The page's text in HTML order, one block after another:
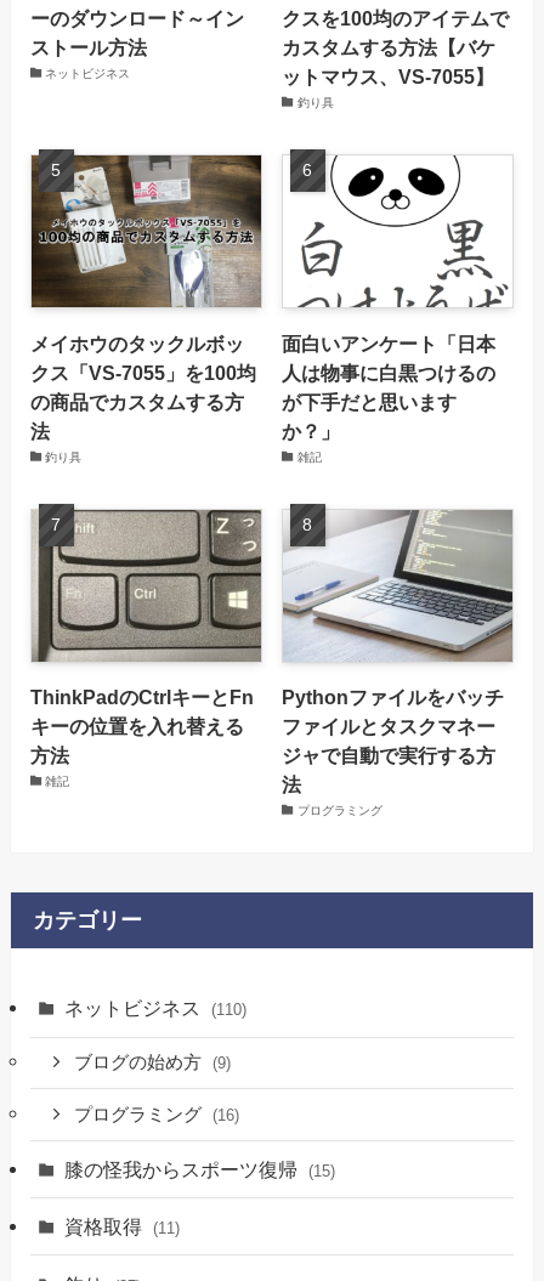
ーのダウンロード～イン
ストール方法
ネットビジネス
クスを100均のアイテムで
カスタムする方法【バケ
ットマウス、VS-7055】
釣り具
メイホウのタックルボッ
クス「VS-7055」を100均
の商品でカスタムする方
法
釣り具
面白いアンケート「日本
人は物事に白黒つけるの
が下手だと思います
か？」
雑記
ThinkPadのCtrlキーとFn
キーの位置を入れ替える
方法
雑記
Pythonファイルをバッチ
ファイルとタスクマネー
ジャで自動で実行する方
法
プログラミング
カテゴリー
ネットビジネス (110)
ブログの始め方 (9)
プログラミング (16)
膝の怪我からスポーツ復帰 (15)
資格取得 (11)